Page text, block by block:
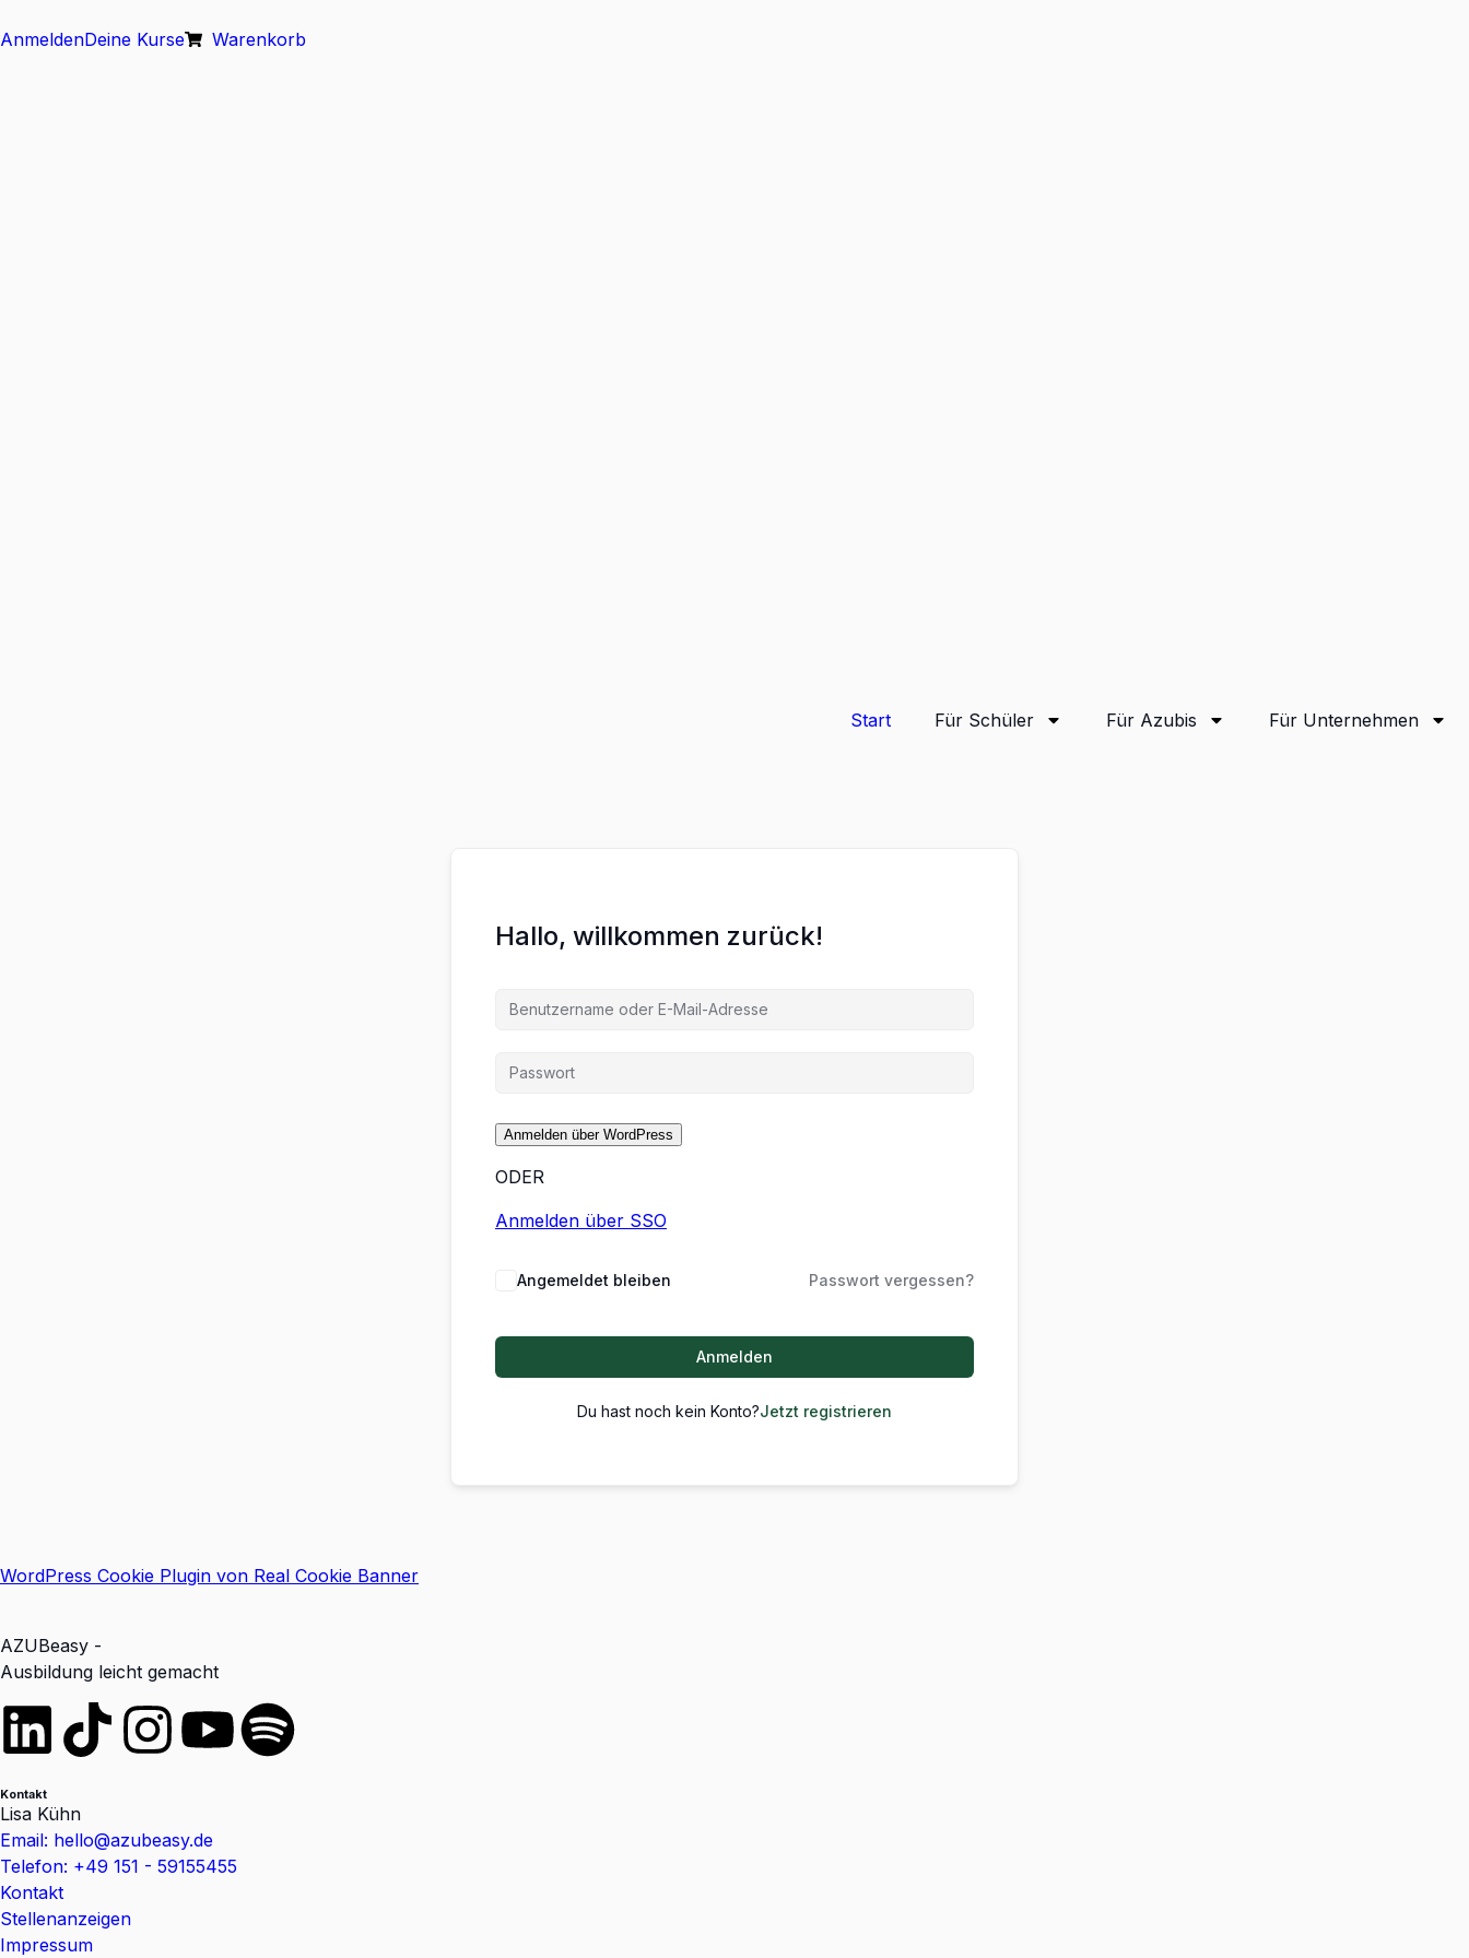
AnmeldenDeine Kurse Warenkorb
Start Für Schüler Für Azubis Für Unternehmen
Hallo, willkommen zurück!
ODER
Anmelden über SSO
Angemeldet bleiben Passwort vergessen?
Anmelden
Du hast noch kein Konto?Jetzt registrieren
WordPress Cookie Plugin von Real Cookie Banner
AZUBeasy -
Ausbildung leicht gemacht
Kontakt
Lisa Kühn
Email: hello@azubeasy.de
Telefon: +49 151 - 59155455
Kontakt
Stellenanzeigen
Impressum